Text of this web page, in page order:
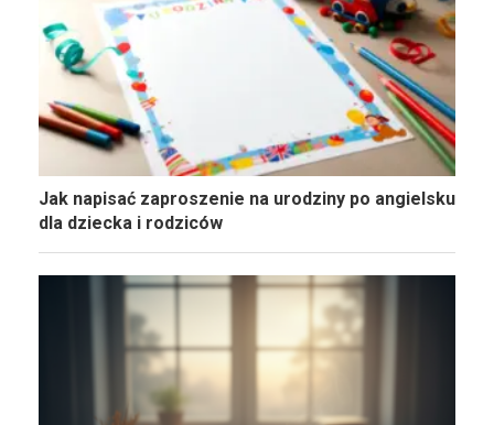
Jak napisać zaproszenie na urodziny po angielsku
dla dziecka i rodziców